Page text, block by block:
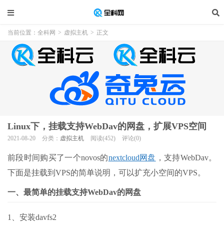
当前位置： 全科网 > 虚拟主机 > 正文
Linux下，挂载支持WebDav的网盘，扩展VPS空间
2021-08-20 分类： 虚拟主机 阅读(452) 评论(0)
前段时间购买了一个novos的nextcloud网盘 ，支持WebDav。
下面是挂载到VPS的简单说明，可以扩充小空间的VPS。
一、最简单的挂载支持WebDav的网盘
1、安装davfs2